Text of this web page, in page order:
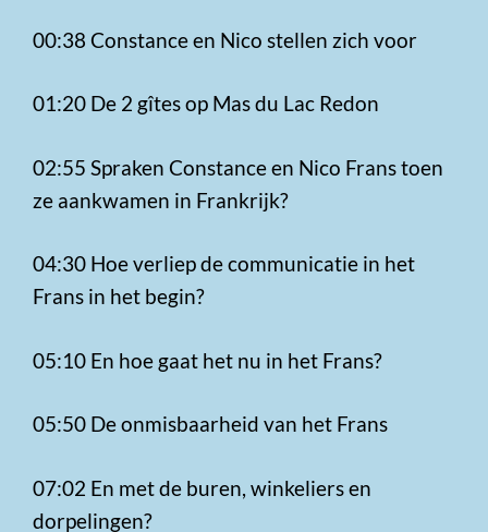
00:38 Constance en Nico stellen zich voor
01:20 De 2 gîtes op Mas du Lac Redon
02:55 Spraken Constance en Nico Frans toen
ze aankwamen in Frankrijk?
04:30 Hoe verliep de communicatie in het
Frans in het begin?
05:10 En hoe gaat het nu in het Frans?
05:50 De onmisbaarheid van het Frans
07:02 En met de buren, winkeliers en
dorpelingen?